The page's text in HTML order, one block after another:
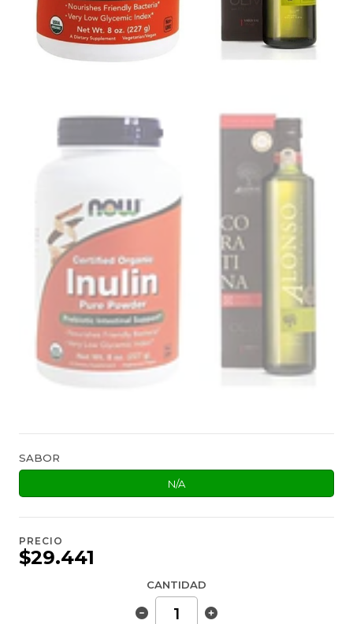
SABOR
N/A
PRECIO
$29.441
CANTIDAD